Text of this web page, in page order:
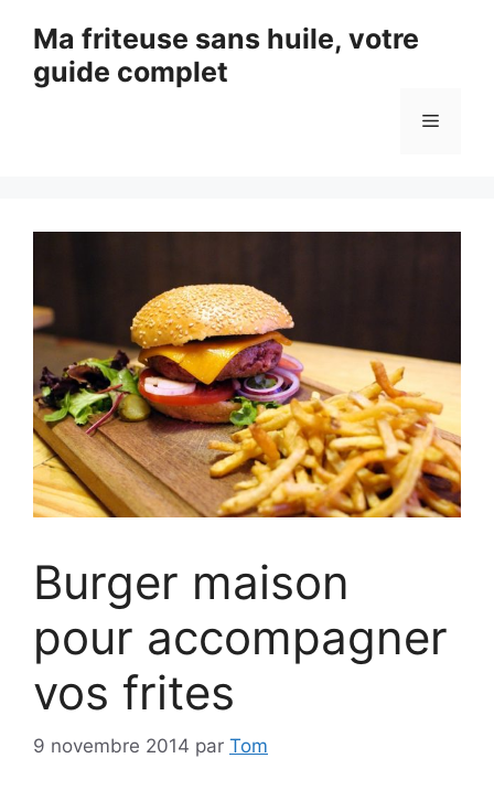
contenu
Ma friteuse sans huile, votre
guide complet
Menu
Burger maison
pour accompagner
vos frites
9 novembre 2014 par Tom